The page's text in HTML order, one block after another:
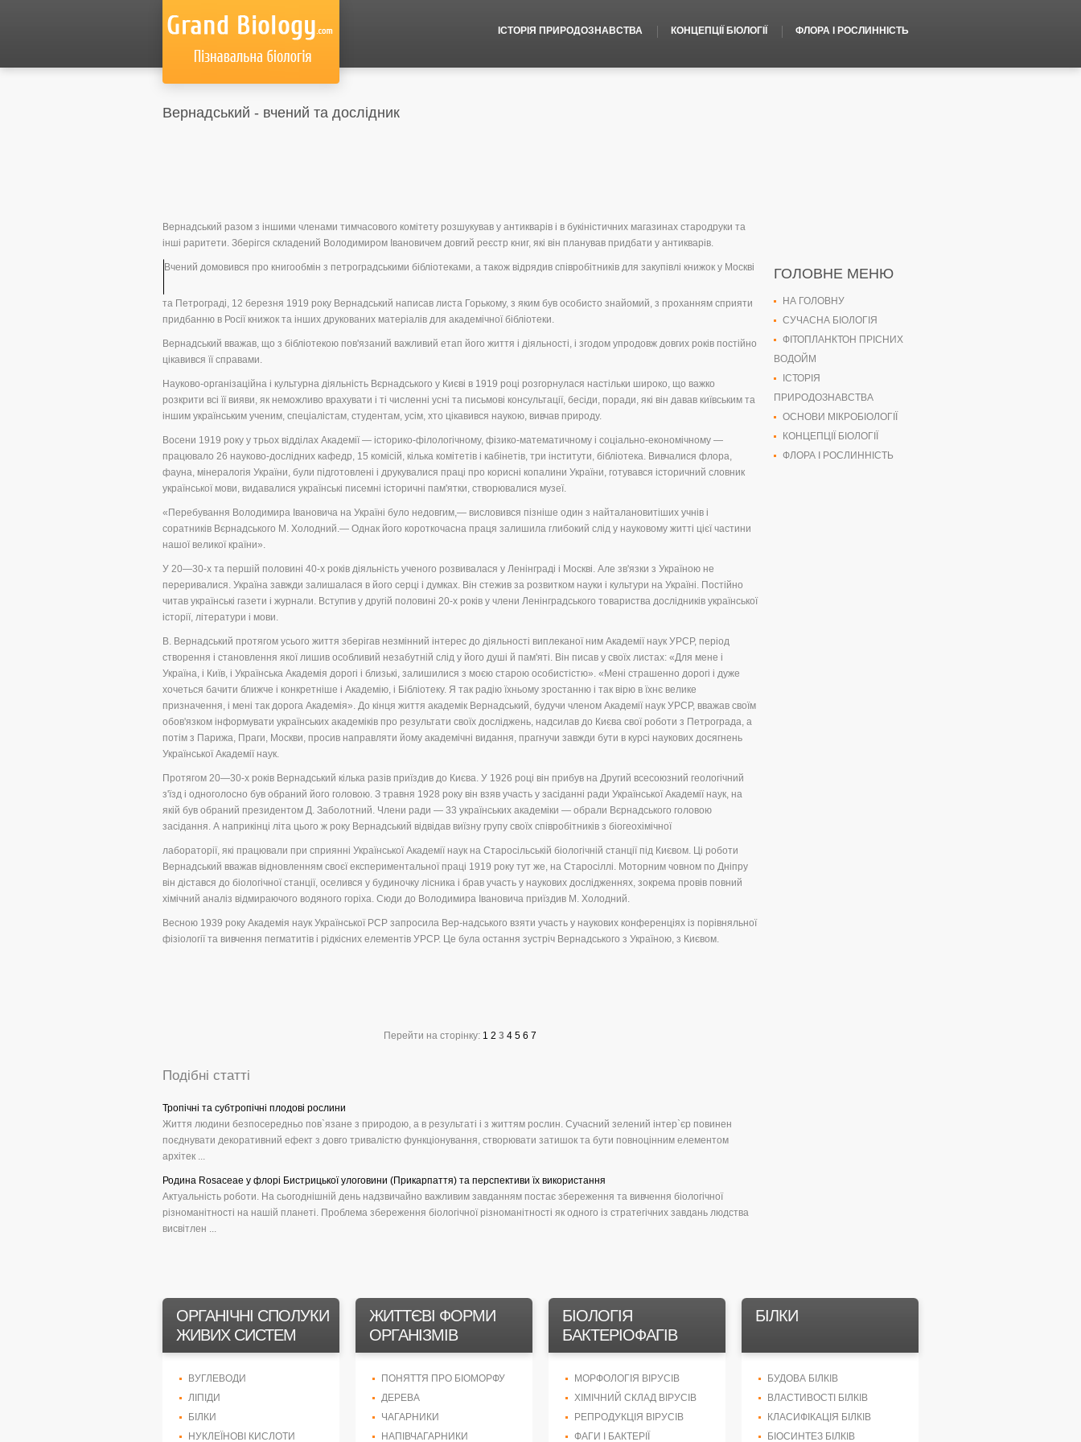
ІСТОРІЯ ПРИРОДОЗНАВСТВА КОНЦЕПЦІЇ БІОЛОГІЇ ФЛОРА І РОСЛИННІСТЬ
Вернадський - вчений та дослідник
Вернадський разом з іншими членами тимчасового комітету розшукував у антикварів і в букіністичних магазинах стародруки та
інші раритети. Зберігся складений Володимиром Івановичем довгий реєстр книг, які він планував придбати у антикварів.
Вчений домовився про книгообмін з петроградськими бібліотеками, а також відрядив співробітників для закупівлі книжок у Москві
та Петрограді, 12 березня 1919 року Вернадський написав листа Горькому, з яким був особисто знайомий, з проханням сприяти
придбанню в Росії книжок та інших друкованих матеріалів для академічної бібліотеки.
Вернадський вважав, що з бібліотекою пов'язаний важливий етап його життя і діяльності, і згодом упродовж довгих років постійно
цікавився її справами.
Науково-організаційна і культурна діяльність Вєрнадського у Києві в 1919 році розгорнулася настільки широко, що важко
розкрити всі її вияви, як неможливо врахувати і ті численні усні та письмові консультації, бесіди, поради, які він давав київським та
іншим українським ученим, спеціалістам, студентам, усім, хто цікавився наукою, вивчав природу.
Восени 1919 року у трьох відділах Академії — історико-філологічному, фізико-математичному і соціально-економічному —
працювало 26 науково-дослідних кафедр, 15 комісій, кілька комітетів і кабінетів, три інститути, бібліотека. Вивчалися флора,
фауна, мінералогія України, були підготовлені і друкувалися праці про корисні копалини України, готувався історичний словник
української мови, видавалися українські писемні історичні пам'ятки, створювалися музеї.
«Перебування Володимира Івановича на Україні було недовгим,— висловився пізніше один з найталановитіших учнів і
соратників Вєрнадського М. Холодний.— Однак його короткочасна праця залишила глибокий слід у науковому житті цієї частини
нашої великої країни».
У 20—30-х та першій половині 40-х років діяльність ученого розвивалася у Ленінграді і Москві. Але зв'язки з Україною не
переривалися. Україна завжди залишалася в його серці і думках. Він стежив за розвитком науки і культури на Україні. Постійно
читав українські газети і журнали. Вступив у другій половині 20-х років у члени Ленінградського товариства дослідників української
історії, літератури і мови.
В. Вернадський протягом усього життя зберігав незмінний інтерес до діяльності виплеканої ним Академії наук УРСР, період
створення і становлення якої лишив особливий незабутній слід у його душі й пам'яті. Він писав у своїх листах: «Для мене і
Україна, і Київ, і Українська Академія дорогі і близькі, залишилися з моєю старою особистістю». «Мені страшенно дорогі і дуже
хочеться бачити ближче і конкретніше і Академію, і Бібліотеку. Я так радію їхньому зростанню і так вірю в їхнє велике
призначення, і мені так дорога Академія». До кінця життя академік Вернадський, будучи членом Академії наук УРСР, вважав своїм
обов'язком інформувати українських академіків про результати своїх досліджень, надсилав до Києва свої роботи з Петрограда, а
потім з Парижа, Праги, Москви, просив направляти йому академічні видання, прагнучи завжди бути в курсі наукових досягнень
Української Академії наук.
Протягом 20—30-х років Вернадський кілька разів приїздив до Києва. У 1926 році він прибув на Другий всесоюзний геологічний
з'їзд і одноголосно був обраний його головою. З травня 1928 року він взяв участь у засіданні ради Української Академії наук, на
якій був обраний президентом Д. Заболотний. Члени ради — 33 українських академіки — обрали Вєрнадського головою
засідання. А наприкінці літа цього ж року Вернадський відвідав виїзну групу своїх співробітників з біогеохімічної
лабораторії, які працювали при сприянні Української Академії наук на Старосільській біологічній станції під Києвом. Ці роботи
Вернадський вважав відновленням своєї експериментальної праці 1919 року тут же, на Старосіллі. Моторним човном по Дніпру
він дістався до біологічної станції, оселився у будиночку лісника і брав участь у наукових дослідженнях, зокрема провів повний
хімічний аналіз відмираючого водяного горіха. Сюди до Володимира Івановича приїздив М. Холодний.
Весною 1939 року Академія наук Української РСР запросила Вер-надського взяти участь у наукових конференціях із порівняльної
фізіології та вивчення пегматитів і рідкісних елементів УРСР. Це була остання зустріч Вернадського з Україною, з Києвом.
Перейти на сторінку: 1 2 3 4 5 6 7
Подібні статті
Тропічні та субтропічні плодові рослини
Життя людини безпосередньо пов`язане з природою, а в результаті і з життям рослин. Сучасний зелений інтер`єр повинен
поєднувати декоративний ефект з довго тривалістю функціонування, створювати затишок та бути повноцінним елементом
архітек ...
Родина Rosaceae у флорі Бистрицької улоговини (Прикарпаття) та перспективи їх використання
Актуальність роботи. На сьогоднішній день надзвичайно важливим завданням постає збереження та вивчення біологічної
різноманітності на нашій планеті. Проблема збереження біологічної різноманітності як одного із стратегічних завдань людства
висвітлен ...
ГОЛОВНЕ МЕНЮ
НА ГОЛОВНУ
СУЧАСНА БІОЛОГІЯ
ФІТОПЛАНКТОН ПРІСНИХ
ВОДОЙМ
ІСТОРІЯ
ПРИРОДОЗНАВСТВА
ОСНОВИ МІКРОБІОЛОГІЇ
КОНЦЕПЦІЇ БІОЛОГІЇ
ФЛОРА І РОСЛИННІСТЬ
ОРГАНІЧНІ СПОЛУКИ
ЖИВИХ СИСТЕМ
ВУГЛЕВОДИ
ЛІПІДИ
БІЛКИ
НУКЛЕЇНОВІ КИСЛОТИ
ЖИТТЄВІ ФОРМИ
ОРГАНІЗМІВ
ПОНЯТТЯ ПРО БІОМОРФУ
ДЕРЕВА
ЧАГАРНИКИ
НАПІВЧАГАРНИКИ
БІОЛОГІЯ
БАКТЕРІОФАГІВ
МОРФОЛОГІЯ ВІРУСІВ
ХІМІЧНИЙ СКЛАД ВІРУСІВ
РЕПРОДУКЦІЯ ВІРУСІВ
ФАГИ І БАКТЕРІЇ
БІЛКИ
БУДОВА БІЛКІВ
ВЛАСТИВОСТІ БІЛКІВ
КЛАСИФІКАЦІЯ БІЛКІВ
БІОСИНТЕЗ БІЛКІВ